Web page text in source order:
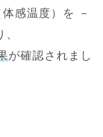
感温度）を －
が確認されまし